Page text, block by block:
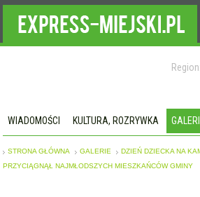
Region:
WIADOMOŚCI KULTURA, ROZRYWKA
STRONA GŁÓWNA GALERIE
DZIEŃ DZIECKA NA
PRZYCIĄGNĄŁ NAJMŁODSZYCH MIESZKAŃCÓW GMINY